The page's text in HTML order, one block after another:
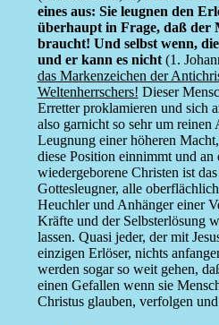
eines aus: Sie leugnen den
überhaupt in Frage, daß der
braucht! Und selbst wenn,
und er kann es nicht(1.
das Markenzeichen der
Weltenherrschers! Dieser
Erretter proklamieren und sich
also garnicht so sehr um reinen
Leugnung einer höheren
diese Position einnimmt und an
wiedergeborene Christen ist
Gottesleugner, alle
Heuchler und Anhänger einer
Kräfte und der Selbsterlösung
lassen. Quasi jeder, der mit
einzigen Erlöser, nichts
werden sogar so weit gehen,
einen Gefallen wenn sie
Christus glauben, verfolgen